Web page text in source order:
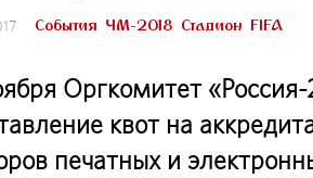
События ЧМ-2018 Стадион FIFA
Оргкомитет
квот на
печатных и